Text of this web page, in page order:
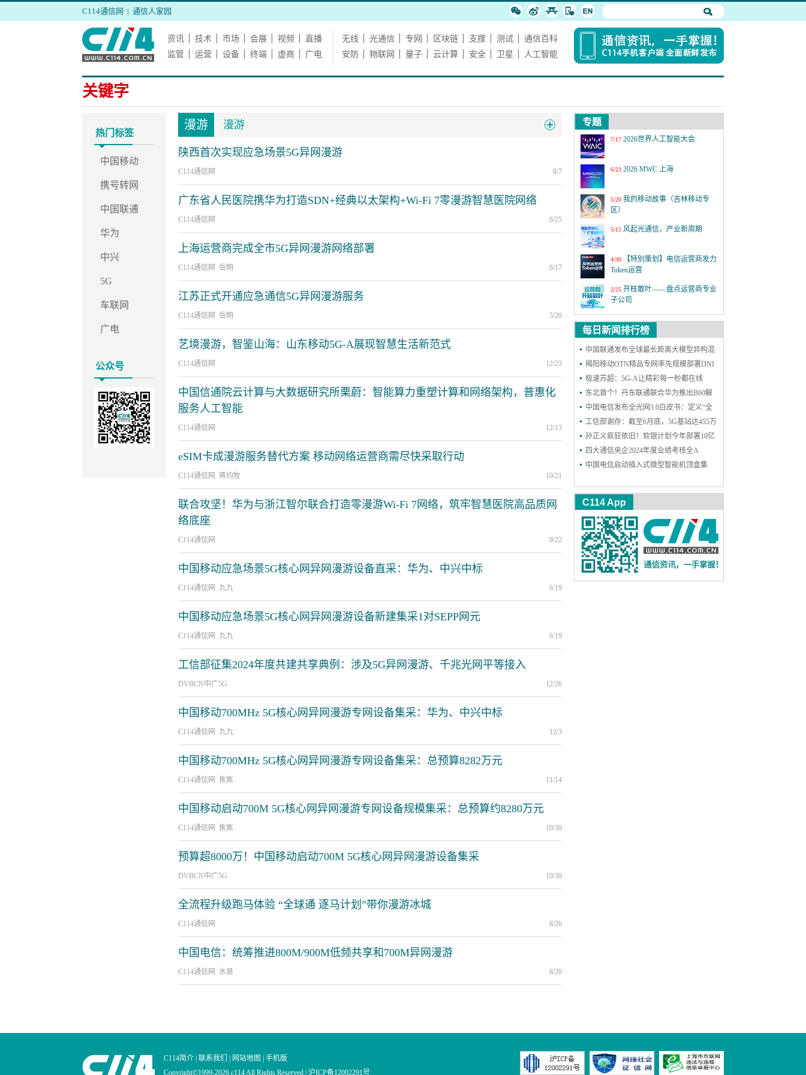
C114通信网 | 通信人家园
资讯 技术 市场 会展 视频
直播
监管
运营 设备 终端 虚商 广电
无线 光通信 专网 区块链 支撑 测试
通信百科
安防
物联网 量子 云计算 安全 卫星 人工智能
关键字
热门标签
中国移动
携号转网
中国联通
华为
中兴
5G
车联网
广电
公众号
漫游 漫游
陕西首次实现应急场景5G异网漫游
C114通信网 8/7
广东省人民医院携华为打造SDN+经典以太架构+Wi-Fi 7零漫游智慧医院网络
C114通信网 6/25
上海运营商完成全市5G异网漫游网络部署
C114通信网 岳明 6/17
江苏正式开通应急通信5G异网漫游服务
C114通信网 岳明 5/20
艺境漫游，智鉴山海：山东移动5G-A展现智慧生活新范式
C114通信网 12/23
中国信通院云计算与大数据研究所栗蔚：智能算力重塑计算和网络架构，普惠化
服务人工智能
C114通信网 12/13
eSIM卡成漫游服务替代方案 移动网络运营商需尽快采取行动
C114通信网 蒋均牧 10/21
联合攻坚！华为与浙江智尔联合打造零漫游Wi-Fi 7网络，筑牢智慧医院高品质网
络底座
C114通信网 9/22
中国移动应急场景5G核心网异网漫游设备直采：华为、中兴中标
C114通信网 九九 6/19
中国移动应急场景5G核心网异网漫游设备新建集采1对SEPP网元
C114通信网 九九 6/19
工信部征集2024年度共建共享典例：涉及5G异网漫游、千兆光网平等接入
DVBCN中广5G 12/26
中国移动700MHz 5G核心网异网漫游专网设备集采：华为、中兴中标
C114通信网 九九 12/3
中国移动700MHz 5G核心网异网漫游专网设备集采：总预算8282万元
C114通信网 焦焦 11/14
中国移动启动700M 5G核心网异网漫游专网设备规模集采：总预算约8280万元
C114通信网 焦焦 10/30
预算超8000万！中国移动启动700M 5G核心网异网漫游设备集采
DVBCN中广5G 10/30
全流程升级跑马体验 “全球通 逐马计划”带你漫游冰城
C114通信网 8/26
中国电信：统筹推进800M/900M低频共享和700M异网漫游
C114通信网 水易 8/20
专题
7/17 2026世界人工智能大会
6/23 2026 MWC 上海
5/20 我的移动故事（吉林移动专
区）
5/15 风起光通信，产业新周期
4/30
【特别策划】电信运营商发力
Token运营
2/25 开枝散叶——盘点运营商专业
子公司
MWC26世界移动通信大会
12/18 第四届6G前沿技术与趋势论
坛
11/19 激情全运 移起AI：5G-A全民
看全运 粤近粤精彩
11/18 上海铁塔十一周年：善建不
拔十一载，锐意进取向未来
9/24 2025年中国国际信息通信展览
会
9/9 第二十六届中国国际光电博览
每日新闻排行榜
中国联通发布全球最长距离大模型异构混
训成果
揭阳移动OTN精品专网率先规模部署DNI
保护，实现高可靠能力再升级
极速苏超：5G-A让精彩每一秒都在线
东北首个！丹东联通联合华为推出B60解
决方案，一站式护航企业网络和安防
中国电信发布全光网3.0白皮书：定义“全
光智联”，2030年能力基本达成
工信部谢存：截至6月底，5G基站达455万
个 5G用户达11.18亿户
孙正义疯狂依旧！软银计划今年部署10亿
个AI智能体
四大通信央企2024年度业绩考核全A
中国电信启动插入式微型智能机顶盒集
C114 App
C114简介 联系我们 网站地图
手机版
Copyright©1999-2026 c114 All Rights Reserved | 沪ICP备12002291号